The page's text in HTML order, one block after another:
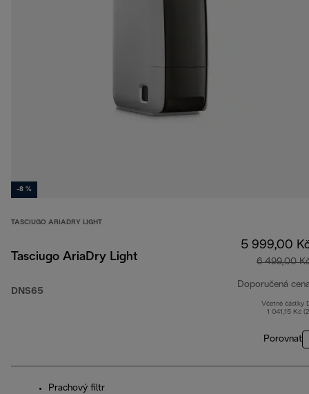
-8 %
TASCIUGO ARIADRY LIGHT
Tasciugo AriaDry Light
DNS65
5 999,00
6 499,00
Doporučená
Včetně částky
1 041,15 Kč
Porovnat
Prachový filtr